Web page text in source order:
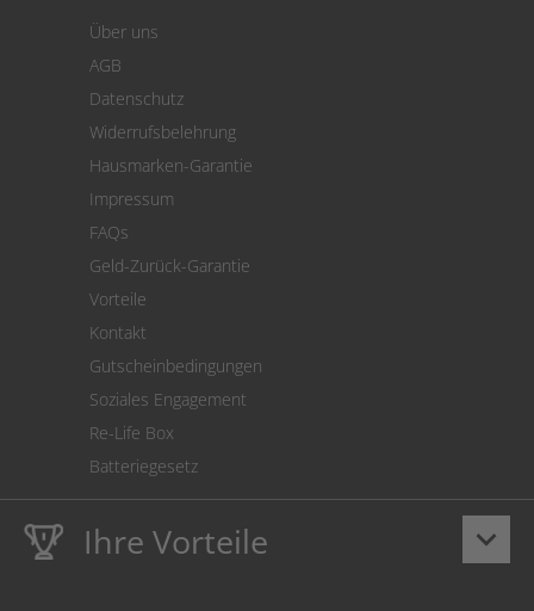
Cookie Einstellungen
Über uns
AGB
Datenschutz
Widerrufsbelehrung
Hausmarken-Garantie
Impressum
FAQs
Geld-Zurück-Garantie
Vorteile
Kontakt
Gutscheinbedingungen
Soziales Engagement
Re-Life Box
Batteriegesetz
keyboard_arrow_down
Ihre Vorteile